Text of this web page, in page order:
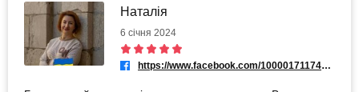
Наталія
6 січня 2024
https://www.facebook.com/100001711741680